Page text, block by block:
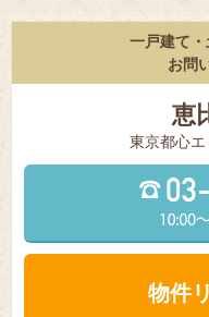
一戸建て
お問
恵
東京都⼼
物件